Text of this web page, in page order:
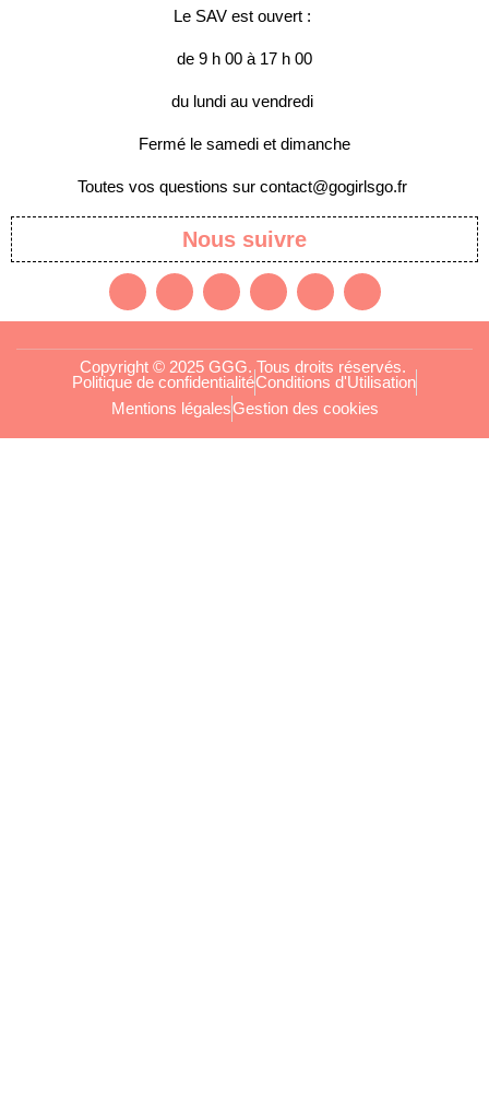
Le SAV est ouvert :
de 9 h 00 à 17 h 00
du lundi au vendredi
Fermé le samedi et dimanche
Toutes vos questions sur contact@gogirlsgo.fr
Nous suivre
Copyright © 2025 GGG. Tous droits réservés.
Politique de confidentialitéConditions d'Utilisation
Mentions légalesGestion des cookies